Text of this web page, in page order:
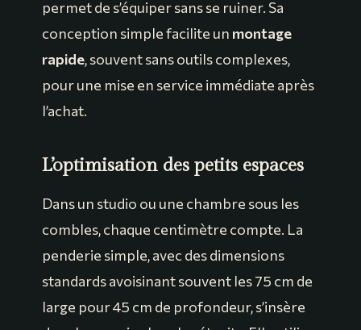
permet de s’équiper sans se ruiner. Sa
conception simple facilite un montage
rapide, souvent sans outils complexes,
pour une mise en service immédiate après
l’achat.
L’optimisation des petits espaces
Dans un studio ou une chambre sous les
combles, chaque centimètre compte. La
penderie simple, avec des dimensions
standards avoisinant souvent les 75 cm de
large pour 45 cm de profondeur, s’insère